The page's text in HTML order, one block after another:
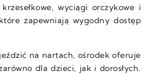
wyciągi orczykowe i
zapewniają wygodny dostęp
na nartach, ośrodek oferuje
dla dzieci, jak i dorosłych.